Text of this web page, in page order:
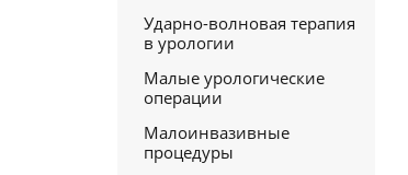
Ударно-волновая терапия
в урологии
Малые урологические
операции
Малоинвазивные
процедуры